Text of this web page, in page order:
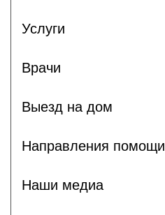
Услуги
Врачи
Выезд на дом
Направления помощи
Наши медиа